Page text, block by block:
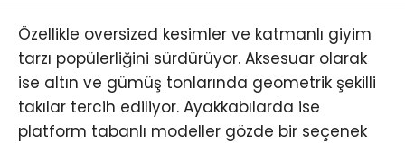
Özellikle oversized kesimler ve katmanlı giyim
tarzı popülerliğini sürdürüyor. Aksesuar olarak
ise altın ve gümüş tonlarında geometrik şekilli
takılar tercih ediliyor. Ayakkabılarda ise
platform tabanlı modeller gözde bir seçenek